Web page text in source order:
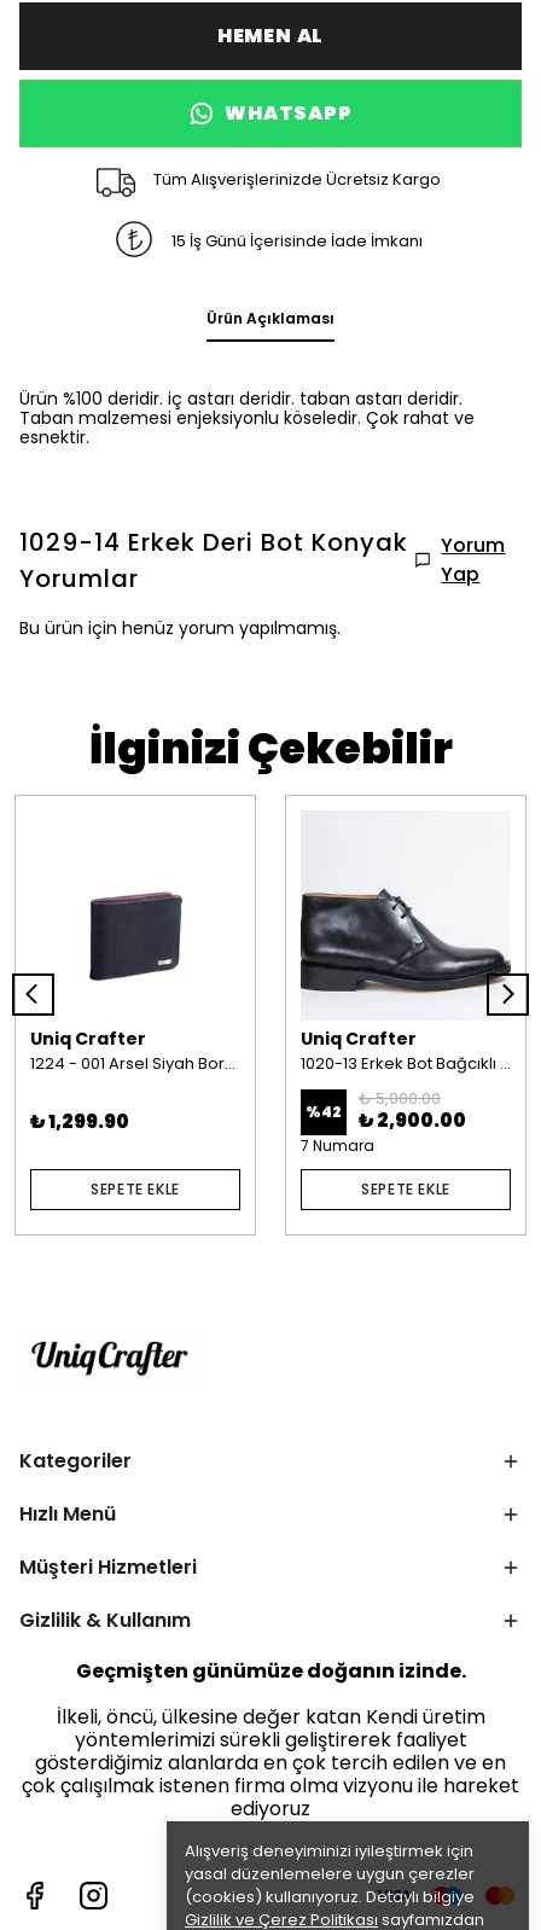
Alışveriş deneyiminizi iyileştirmek için
yasal düzenlemelere uygun çerezler
(cookies) kullanıyoruz. Detaylı bilgiye
Gizlilik ve Çerez Politikası sayfamızdan
HEMEN AL
WHATSAPP
Tüm Alışverişlerinizde Ücretsiz Kargo
15 İş Günü İçerisinde İade İmkanı
Ürün Açıklaması
Ürün %100 deridir. iç astarı deridir. taban astarı deridir.
Taban malzemesi enjeksiyonlu köseledir. Çok rahat ve
esnektir.
1029-14 Erkek Deri Bot Konyak
Yorumlar
Yorum
Yap
Bu ürün için henüz yorum yapılmamış.
İlginizi Çekebilir
Uniq Crafter
1224 - 001 Arsel Siyah Bordo
₺ 1,299.90
SEPETE EKLE
Uniq Crafter
1020-13 Erkek Bot Bağcıklı Deri Siyah
%42
₺ 5,000.00
₺ 2,900.00
7 Numara
SEPETE EKLE
Kategoriler
Hızlı Menü
Müşteri Hizmetleri
Gizlilik & Kullanım
Geçmişten günümüze doğanın izinde.
İlkeli, öncü, ülkesine değer katan Kendi üretim
yöntemlerimizi sürekli geliştirerek faaliyet
gösterdiğimiz alanlarda en çok tercih edilen ve en
çok çalışılmak istenen firma olma vizyonu ile hareket
ediyoruz